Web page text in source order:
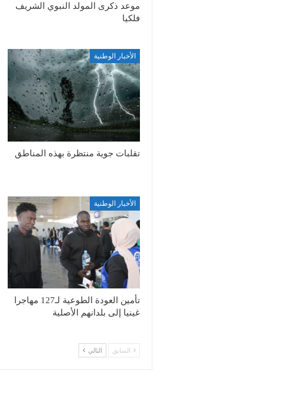
موعد ذكرى المولد النبوي الشريف
فلكيا
الأخبار الوطنية
تقلبات جوية منتظرة بهذه المناطق
الأخبار الوطنية
تأمين العودة الطوعية لـ127 مهاجرا
غينيا إلى بلدانهم الأصلية
السابق التالي